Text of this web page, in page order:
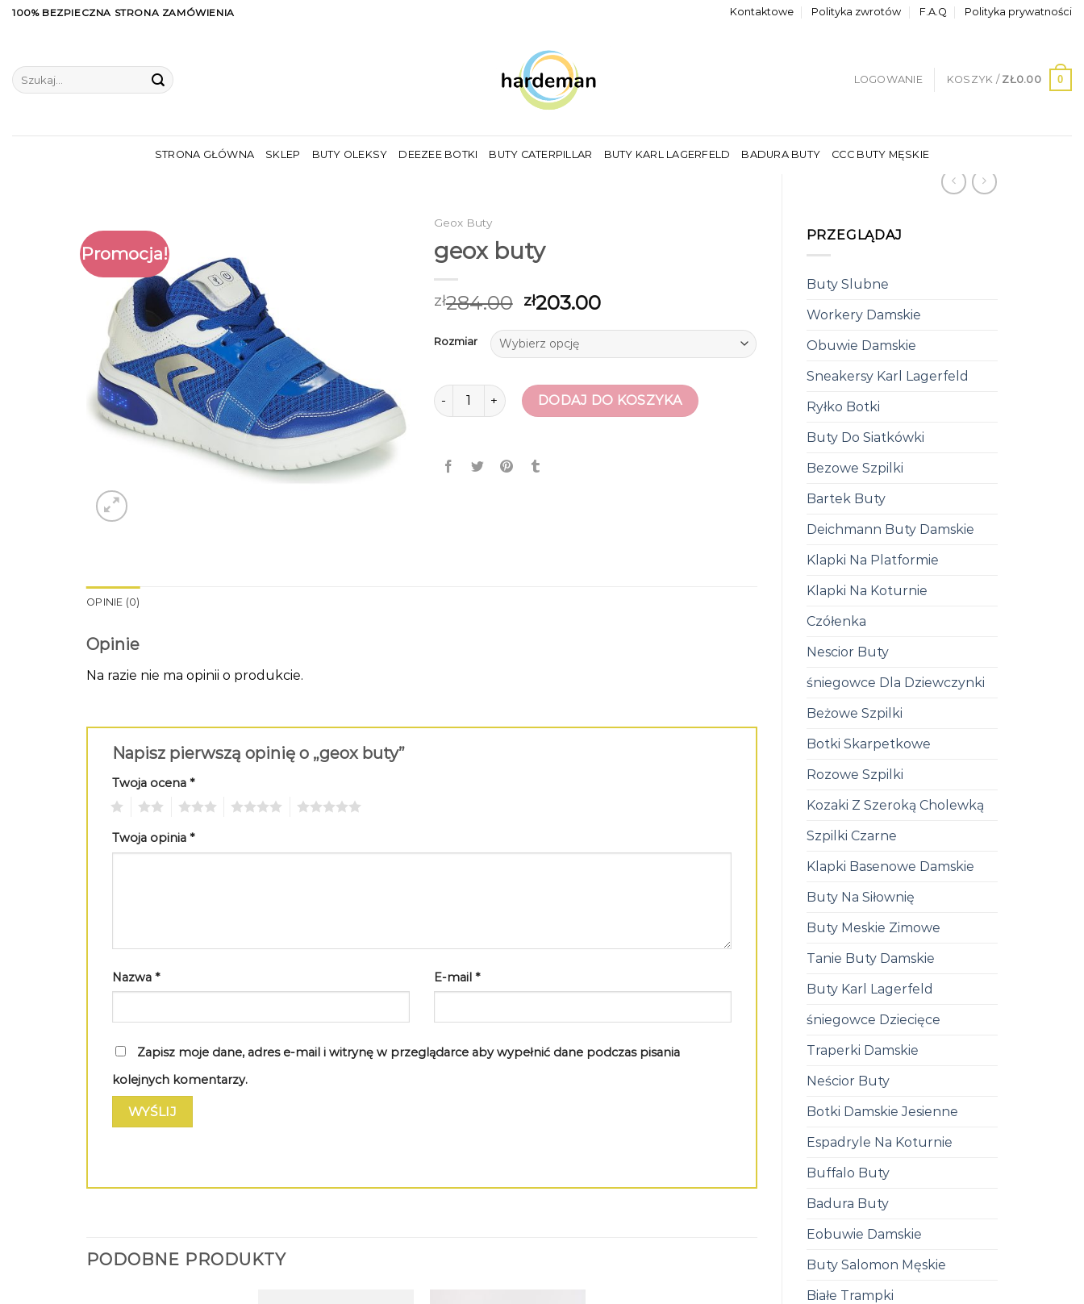
Skip100% BEZPIECZNA STRONA ZAMÓWIENIA Kontaktowe Polityka zwrotów F.A.Q Polityka prywatności
Szukaj:
LOGOWANIE KOSZYK / ZŁ0.00 0
STRONA GŁÓWNA SKLEP BUTY OLEKSY DEEZEE BOTKI BUTY CATERPILLAR BUTY KARL LAGERFELD BADURA BUTY CCC BUTY MĘSKIE
PRZEGLĄDAJ
Buty Slubne
Workery Damskie
Obuwie Damskie
Sneakersy Karl Lagerfeld
Ryłko Botki
Buty Do Siatkówki
Bezowe Szpilki
Bartek Buty
Deichmann Buty Damskie
Klapki Na Platformie
Klapki Na Koturnie
Czółenka
Nescior Buty
śniegowce Dla Dziewczynki
Beżowe Szpilki
Botki Skarpetkowe
Rozowe Szpilki
Kozaki Z Szeroką Cholewką
Szpilki Czarne
Klapki Basenowe Damskie
Buty Na Siłownię
Buty Meskie Zimowe
Tanie Buty Damskie
Buty Karl Lagerfeld
śniegowce Dziecięce
Traperki Damskie
Neścior Buty
Botki Damskie Jesienne
Espadryle Na Koturnie
Buffalo Buty
Badura Buty
Eobuwie Damskie
Buty Salomon Męskie
Białe Trampki
Promocja!
Geox Buty
geox buty
zł284.00 zł203.00
Rozmiar
ilość geox buty DODAJ DO KOSZYKA
OPINIE (0)
Opinie
Na razie nie ma opinii o produkcie.
Napisz pierwszą opinię o „geox buty”
Twoja ocena *
Twoja opinia *
Nazwa * E-mail *
Zapisz moje dane, adres e-mail i witrynę w przeglądarce aby wypełnić dane podczas pisania
kolejnych komentarzy.
PODOBNE PRODUKTY